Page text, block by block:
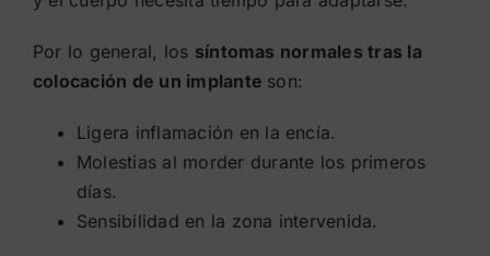
Por lo general, los síntomas normales tras la
colocación de un implante son:
Ligera inflamación en la encía.
Molestias al morder durante los primeros
días.
Sensibilidad en la zona intervenida.